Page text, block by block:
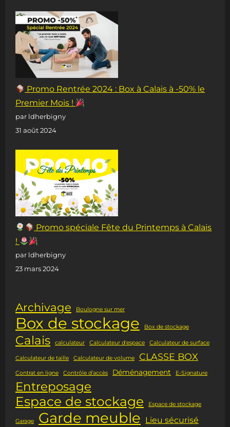
Promo Rentrée 2024 : Box à Calais à -50% le
Premier Mois !
par ldherbigny
31 août 2024
Promo spéciale Fête du Printemps à Calais
!
par ldherbigny
23 mars 2024
Archivage Boulogne sur mer
Box de stockage Box de stockage
Calais calculateur Calculateur d'espace Calculateur de surface
Calculateur de taille Calculateur de volume CLASSE BOX
Contrat en ligne Contrôle d’accès Déménagement E-Signature
Entreposage
Espace de stockage Espace de stockage
Garage Garde meuble Lieu sécurisé